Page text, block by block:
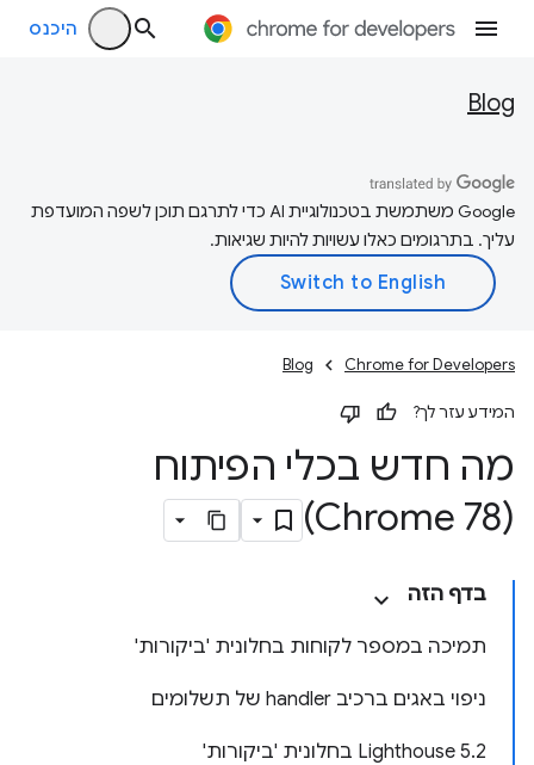
היכנס
Blog
‫Google משתמשת בטכנולוגיית AI כדי לתרגם תוכן לשפה המועדפת
עליך. בתרגומים כאלו עשויות להיות שגיאות.
Chrome for Developers
Blog
המידע עזר לך?
מה חדש בכלי הפיתוח
(Chrome 78)
בדף הזה
תמיכה במספר לקוחות בחלונית 'ביקורות'
ניפוי באגים ברכיב handler של תשלומים
‫Lighthouse 5.2 בחלונית 'ביקורות'